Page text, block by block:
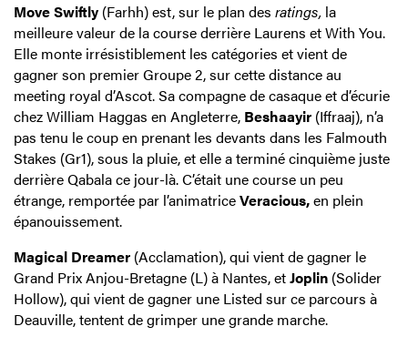
Move Swiftly (Farhh) est, sur le plan des ratings, la
meilleure valeur de la course derrière Laurens et With You.
Elle monte irrésistiblement les catégories et vient de
gagner son premier Groupe 2, sur cette distance au
meeting royal d’Ascot. Sa compagne de casaque et d’écurie
chez William Haggas en Angleterre, Beshaayir (Iffraaj), n’a
pas tenu le coup en prenant les devants dans les Falmouth
Stakes (Gr1), sous la pluie, et elle a terminé cinquième juste
derrière Qabala ce jour-là. C’était une course un peu
étrange, remportée par l’animatriceVeracious,en plein
épanouissement.
Magical Dreamer (Acclamation), qui vient de gagner le
Grand Prix Anjou-Bretagne (L) à Nantes, etJoplin (Solider
Hollow), qui vient de gagner une Listed sur ce parcours à
Deauville, tentent de grimper une grande marche.